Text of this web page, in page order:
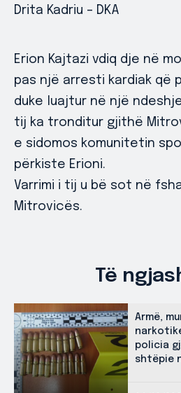
Drita Kadriu – DKA
Erion Kajtazi vdiq dje në
pas një arresti kardiak që
duke luajtur në një
tij ka tronditur gjithë
e sidomos komunitetin
përkiste Erioni.
Varrimi i tij u bë sot në
Mitrovicës.
Të
Armë,
policia
shtëpie